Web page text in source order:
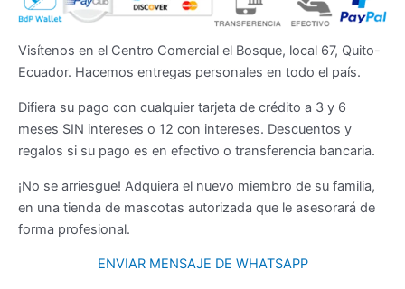
Visítenos en el Centro Comercial el Bosque, local 67, Quito-
Ecuador. Hacemos entregas personales en todo el país.
Difiera su pago con cualquier tarjeta de crédito a 3 y 6
meses SIN intereses o 12 con intereses. Descuentos y
regalos si su pago es en efectivo o transferencia bancaria.
¡No se arriesgue! Adquiera el nuevo miembro de su familia,
en una tienda de mascotas autorizada que le asesorará de
forma profesional.
ENVIAR MENSAJE DE WHATSAPP